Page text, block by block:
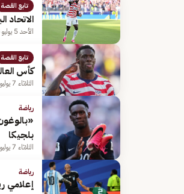
تابع القصة
الاتحاد
الأحد 5 يوليو 2026
تابع القصة
كأس العالم 2026.. «فيفا» يرفض طعن بلجيكا على
الثلاثاء 7 يوليو 2026
رياضة
بلجيكا
الثلاثاء 7 يوليو 2026
رياضة
إعلامي